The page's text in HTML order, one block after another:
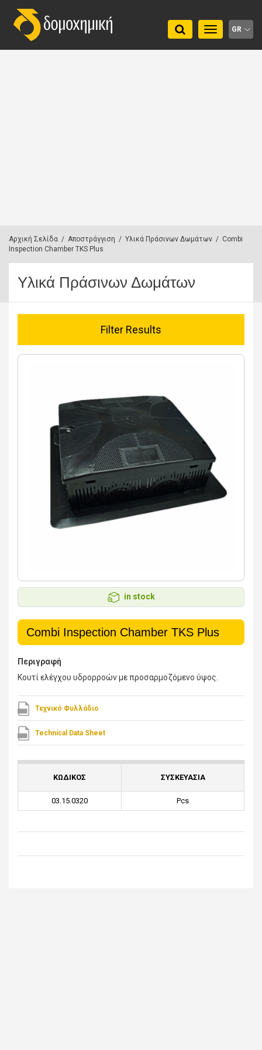
Toggle
navigation
GR
Αρχική Σελίδα / Αποστράγγιση / Υλικά Πράσινων Δωμάτων / Combi
Inspection Chamber TKS Plus
Υλικά Πράσινων Δωμάτων
Filter Results
in stock
Combi Inspection Chamber TKS Plus
Περιγραφή
Κουτί ελέγχου υδρορροών με προσαρμοζόμενο ύψος.
Τεχνικό Φυλλάδιο
Technical Data Sheet
ΚΩΔΙΚΟΣ ΣΥΣΚΕΥΑΣΙΑ
03.15.0320 Pcs